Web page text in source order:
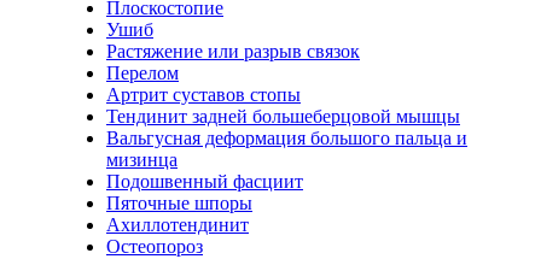
Плоскостопие
Ушиб
Растяжение или разрыв связок
Перелом
Артрит суставов стопы
Тендинит задней большеберцовой мышцы
Вальгусная деформация большого пальца и
мизинца
Подошвенный фасциит
Пяточные шпоры
Ахиллотендинит
Остеопороз